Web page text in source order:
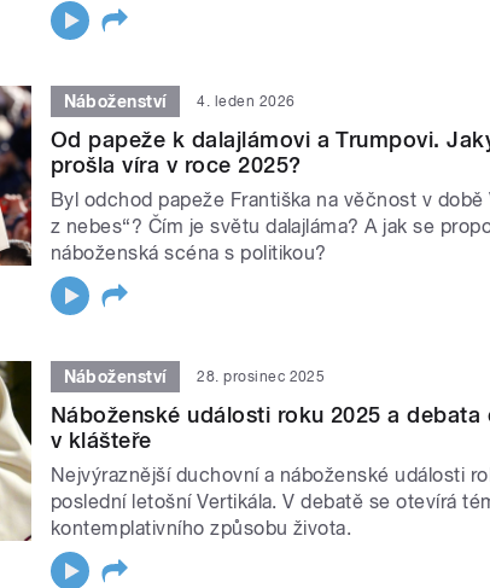
Náboženství 4. leden 2026
Od papeže k dalajlámovi a Trumpovi.
prošla víra v roce 2025?
Byl odchod papeže Františka na věčnost v době
z nebes“? Čím je světu dalajláma? A jak se
náboženská scéna s politikou?
Náboženství 28. prosinec 2025
Náboženské události roku 2025 a debata
v klášteře
Nejvýraznější duchovní a náboženské události
poslední letošní Vertikála. V debatě se otevírá
kontemplativního způsobu života.